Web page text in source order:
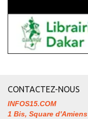
CONTACTEZ-NOUS
INFOS15.COM
1 Bis, Square d'Amiens